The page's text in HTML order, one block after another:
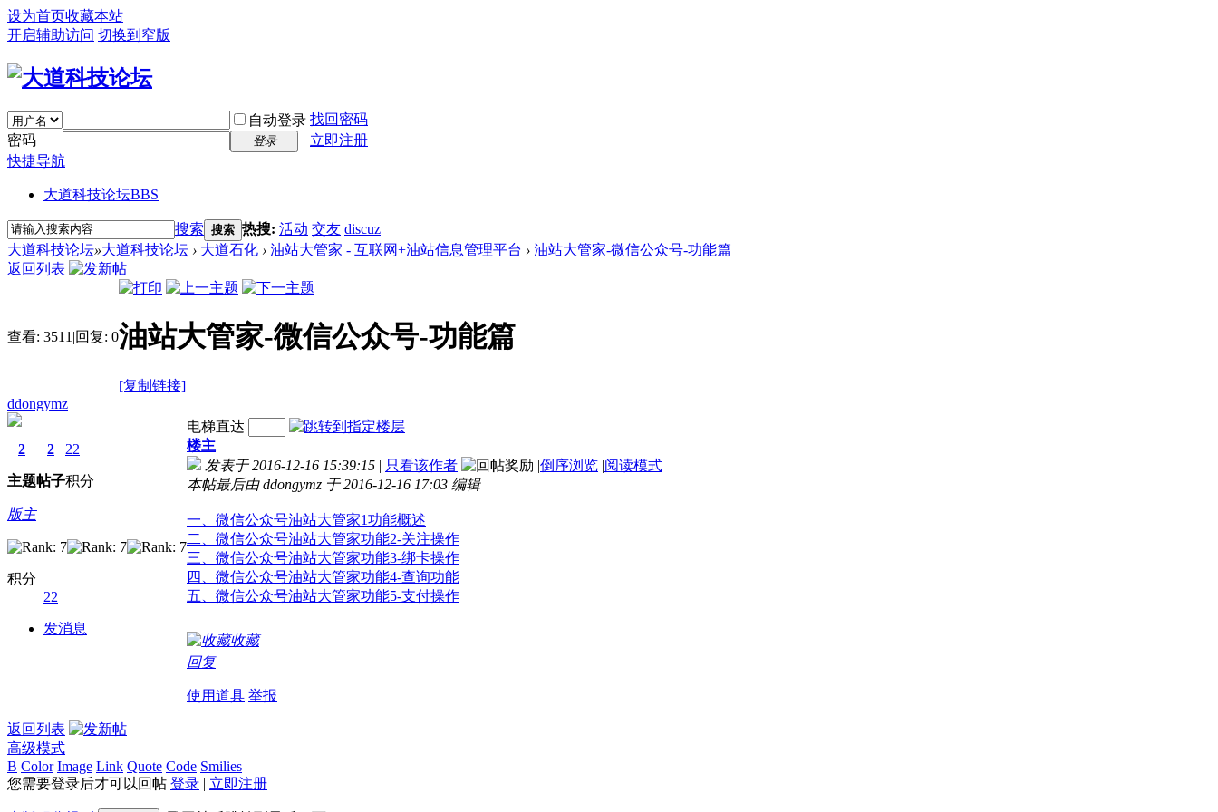
设为首页收藏本站
开启辅助访问 切换到窄版
自动登录 找回密码
密码
登录
立即注册
快捷导航
大道科技论坛BBS
搜索 搜索 热搜: 活动 交友 discuz
大道科技论坛»大道科技论坛 › 大道石化 › 油站大管家 - 互联网+油站信息管理平台 › 油站大管家-微信公众号-功能篇
返回列表
查看: 3511 |回复: 0油站大管家-微信公众号-功能篇
[复制链接]
ddongymz
2
主题
2
帖子
22
积分
版主
积分
22
发消息
电梯直达
楼主
发表于 2016-12-16 15:39:15 | 只看该作者 |倒序浏览 |阅读模式
本帖最后由 ddongymz 于 2016-12-16 17:03 编辑
一、微信公众号油站大管家1功能概述
二、微信公众号油站大管家功能2-关注操作
三、微信公众号油站大管家功能3-绑卡操作
四、微信公众号油站大管家功能4-查询功能
五、微信公众号油站大管家功能5-支付操作
收藏
回复
使用道具 举报
返回列表
高级模式
B Color Image Link Quote Code Smilies
您需要登录后才可以回帖 登录 | 立即注册